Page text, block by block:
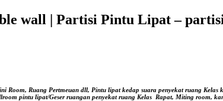
wall | Partisi Pintu Lipat –
Room, Ruang Pertmeuan dll, Pintu lipat kedap suara penyekat ruang Kelas
pintu lipat/Geser ruangan penyekat ruang Kelas Rapat, Miting room,